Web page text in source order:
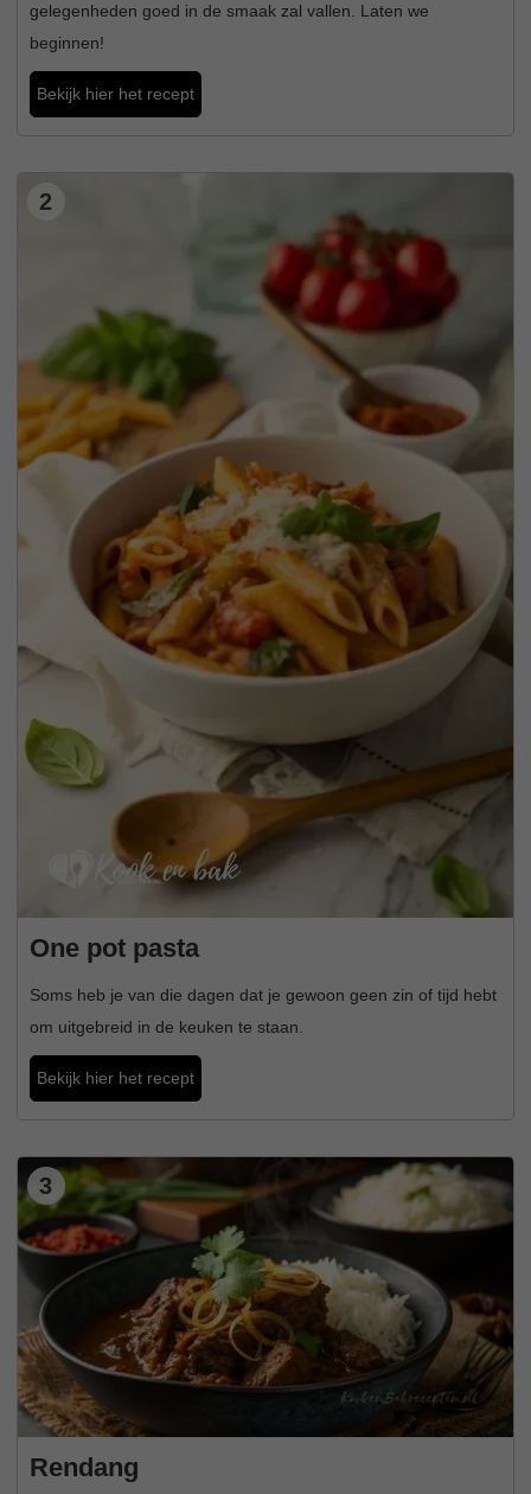
gelegenheden goed in de smaak zal vallen. Laten we
beginnen!
Bekijk hier het recept
2
One pot pasta
Soms heb je van die dagen dat je gewoon geen zin of tijd hebt
om uitgebreid in de keuken te staan.
Bekijk hier het recept
3
Rendang